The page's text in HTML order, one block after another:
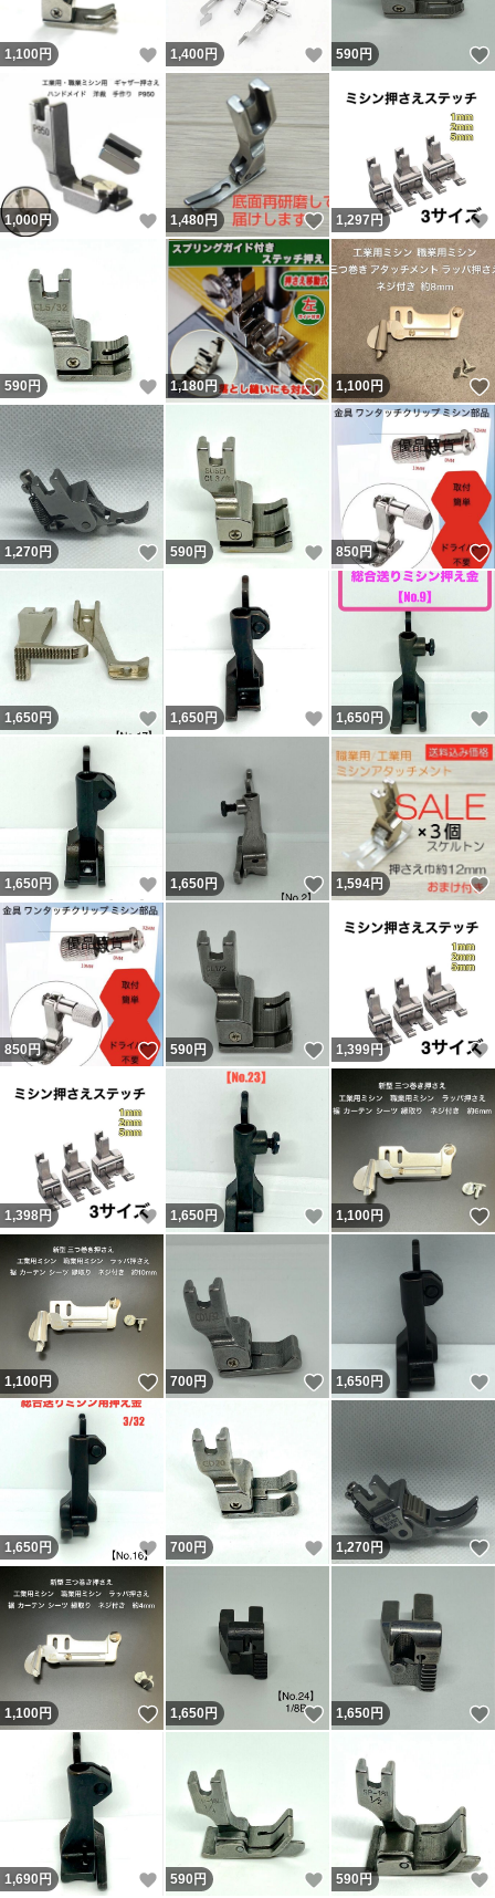
1,100 円 いいね！
1,400 円 いいね！
590円
1,000円 いいね！
1,480円 いいね！
1,297 円
590 円 いいね！
1,180円 いいね！
1,100円
1,270円 いいね！
590 円 いいね！
850 円
1,650 円 いいね！
1,650 円 いいね！
1,650 円
1,650 円 いいね！
1,650円 いいね！
1,594円
850 円 いいね！
590円 いいね！
1,399円
1,398円 いいね！
1,650円 いいね！
1,100円
1,100円 いいね！
700円 いいね！
1,650円
1,650 円 いいね！
700 円 いいね！
1,270円
1,100円 いいね！
1,650円 いいね！
1,650円
1,690 円 いいね！
590 円 いいね！
590 円